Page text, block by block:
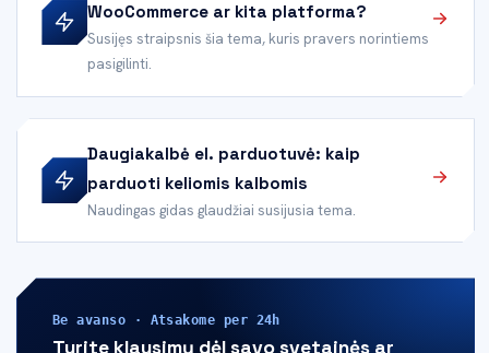
WooCommerce ar kita platforma?
Susijęs straipsnis šia tema, kuris pravers norintiems
pasigilinti.
Daugiakalbė el. parduotuvė: kaip
parduoti keliomis kalbomis
Naudingas gidas glaudžiai susijusia tema.
Be avanso · Atsakome per 24h
Turite klausimų dėl savo svetainės ar